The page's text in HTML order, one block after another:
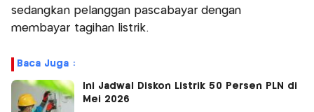
sedangkan pelanggan pascabayar dengan
membayar tagihan listrik.
Baca Juga :
Ini Jadwal Diskon Listrik 50 Persen PLN di
Mei 2026